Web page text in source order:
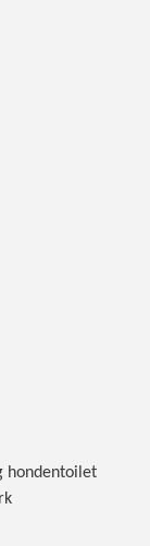
hondentoilet